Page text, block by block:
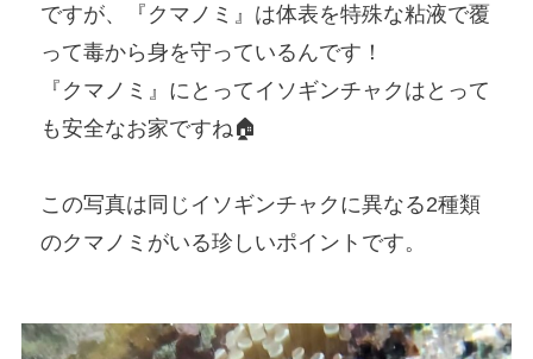
ですが、『クマノミ』は体表を特殊な粘液で覆
って毒から身を守っているんです！
『クマノミ』にとってイソギンチャクはとって
も安全なお家ですね🏠️
この写真は同じイソギンチャクに異なる2種類
のクマノミがいる珍しいポイントです。